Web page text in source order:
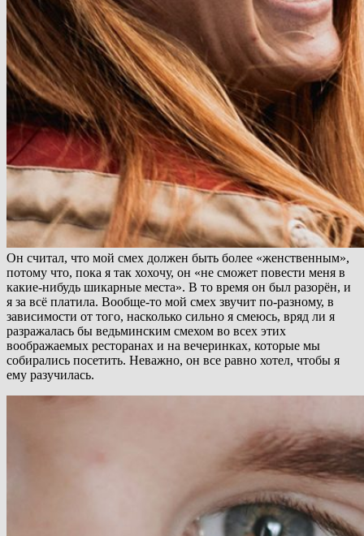
Он считал, что мой смех должен быть более «женственным»,
потому что, пока я так хохочу, он «не сможет повести меня в
какие-нибудь шикарные места». В то время он был разорён, и
я за всё платила. Вообще-то мой смех звучит по-разному, в
зависимости от того, насколько сильно я смеюсь, вряд ли я
разражалась бы ведьминским смехом во всех этих
воображаемых ресторанах и на вечеринках, которые мы
собирались посетить. Неважно, он все равно хотел, чтобы я
ему разучилась.